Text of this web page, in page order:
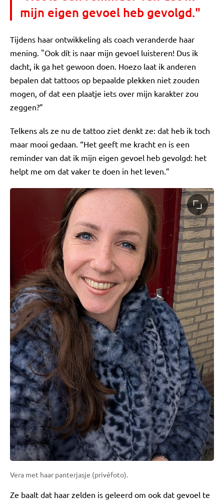
mijn eigen gevoel heb gevolgd."
Tijdens haar ontwikkeling als coach veranderde haar
mening. "Ook dít is naar mijn gevoel luisteren! Dus ik
dacht, ik ga het gewoon doen. Hoezo laat ik anderen
bepalen dat tattoos op bepaalde plekken niet zouden
mogen, of dat een plaatje iets over mijn karakter zou
zeggen?”
Telkens als ze nu de tattoo ziet denkt ze: dat heb ik toch
maar mooi gedaan. “Het geeft me kracht en is een
reminder van dat ik mijn eigen gevoel heb gevolgd: het
helpt me om dat vaker te doen in het leven.”
Vera met haar panterjasje (privéfoto).
Ze baalt dat haar zelden is geleerd om ook dat gevoel te